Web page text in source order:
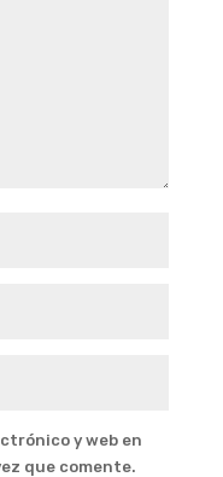
y web en
que comente.